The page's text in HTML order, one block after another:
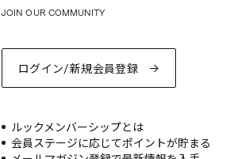
JOIN OUR COMMUNITY
ログイン/新規会員登録
ルックメンバーシップとは
会員ステージに応じてポイントが貯まる